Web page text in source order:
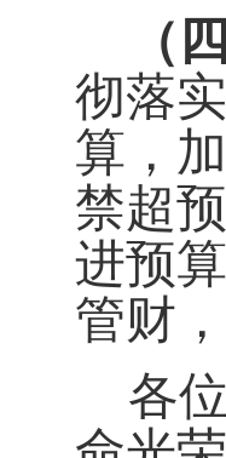
（ 四
彻落
算，
禁超
进预
管财
各